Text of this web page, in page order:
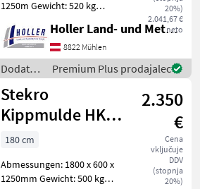
20%)
2.041,67 €
neto
1250m Gewicht: 520 kg
zwei Zylinder EURO-
Aufnahme Dreipunkt-
Aufnahme Stapler-
Aufnahme Weitere Größen
a
Holler Land- und Metalltechnik GmbH.
8822 Mühlen
Dodatna
oprema
za
traktorje
/ Stekro
Premium Plus prodajalec
Stekro
Kippmulde HKS
1800 hydraulisch
2.350
€
Cena
vključuje
DDV
(stopnja
20%)
180 cm
Abmessungen: 1800 x 600 x
1250mm Gewicht: 500 kg